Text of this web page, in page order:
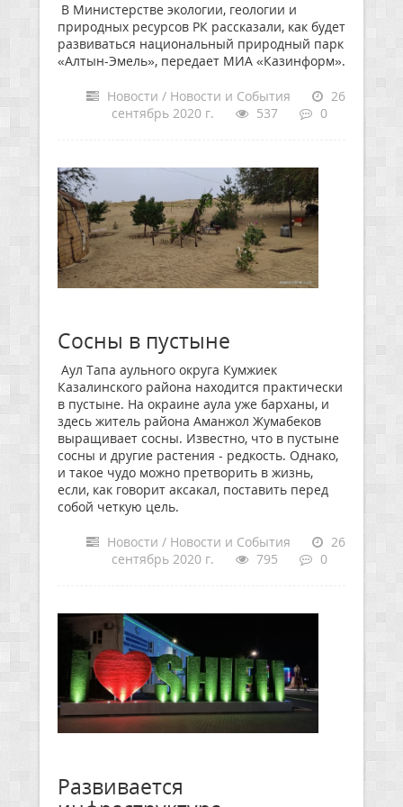
В Министерстве экологии, геологии и
природных ресурсов РК рассказали, как будет
развиваться национальный природный парк
«Алтын-Эмель», передает МИА «Казинформ».
Новости / Новости и События
26
сентябрь 2020 г.
537 0
Сосны в пустыне
Аул Тапа аульного округа Кумжиек
Казалинского района находится практически
в пустыне. На окраине аула уже барханы, и
здесь житель района Аманжол Жумабеков
выращивает сосны. Известно, что в пустыне
сосны и другие растения - редкость. Однако,
и такое чудо можно претворить в жизнь,
если, как говорит аксакал, поставить перед
собой четкую цель.
Новости / Новости и События
26
сентябрь 2020 г.
795 0
Развивается